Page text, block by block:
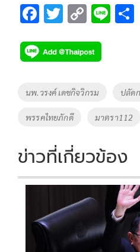
F
e
b
o
o
k
T
tt
er
C
p
y
Li
k
Li
Tags
นพ.วรงค์ เดชกิจวิกรม ปลัด
พรรคไทยภักดี มาตรา112
ข่าวที่เกี่ยวข้อง